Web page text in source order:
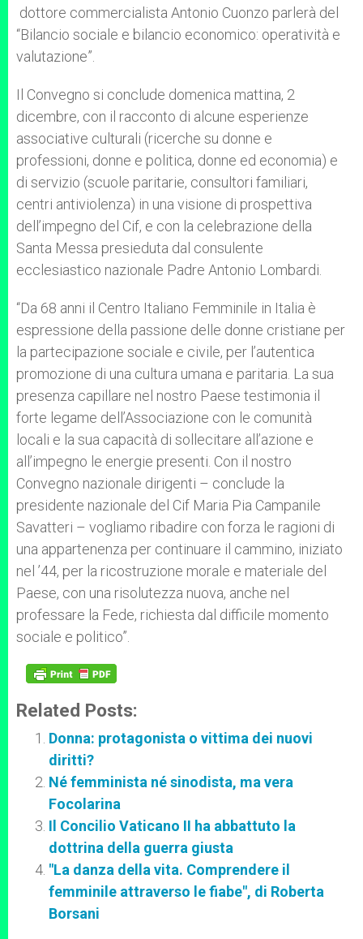
dottore commercialista Antonio Cuonzo parlerà del
“Bilancio sociale e bilancio economico: operatività e
valutazione”.
Il Convegno si conclude domenica mattina, 2
dicembre, con il racconto di alcune esperienze
associative culturali (ricerche su donne e
professioni, donne e politica, donne ed economia) e
di servizio (scuole paritarie, consultori familiari,
centri antiviolenza) in una visione di prospettiva
dell’impegno del Cif, e con la celebrazione della
Santa Messa presieduta dal consulente
ecclesiastico nazionale Padre Antonio Lombardi.
“Da 68 anni il Centro Italiano Femminile in Italia è
espressione della passione delle donne cristiane per
la partecipazione sociale e civile, per l’autentica
promozione di una cultura umana e paritaria. La sua
presenza capillare nel nostro Paese testimonia il
forte legame dell’Associazione con le comunità
locali e la sua capacità di sollecitare all’azione e
all’impegno le energie presenti. Con il nostro
Convegno nazionale dirigenti – conclude la
presidente nazionale del Cif Maria Pia Campanile
Savatteri – vogliamo ribadire con forza le ragioni di
una appartenenza per continuare il cammino, iniziato
nel ’44, per la ricostruzione morale e materiale del
Paese, con una risolutezza nuova, anche nel
professare la Fede, richiesta dal difficile momento
sociale e politico”.
Related Posts:
Donna: protagonista o vittima dei nuovi
diritti?
Né femminista né sinodista, ma vera
Focolarina
Il Concilio Vaticano II ha abbattuto la
dottrina della guerra giusta
"La danza della vita. Comprendere il
femminile attraverso le fiabe", di Roberta
Borsani